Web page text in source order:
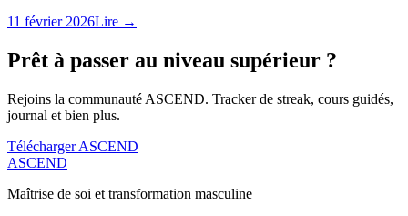
11 février 2026Lire →
Prêt à passer au niveau supérieur ?
Rejoins la communauté ASCEND. Tracker de streak, cours guidés,
journal et bien plus.
Télécharger ASCEND
ASCEND
Maîtrise de soi et transformation masculine